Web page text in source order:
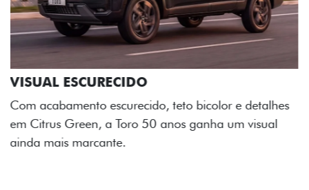
ADESIVOS ESTILIZADOS
Os adesivos aplicados no capô e nas laterais
reforçam a identidade única dessa edição para lá de
comemorativa.